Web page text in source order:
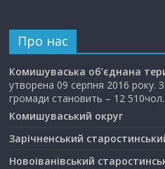
Про нас
Комишуваська об’єднана
утворена 09 серпня 2016 року.
громади становить – 12
Комишуваський округ
Зарічненський
Новоіванівський